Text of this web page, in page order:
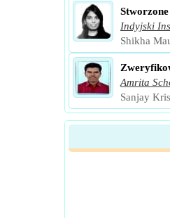
Indyjski
Shikha
Amrita
Sanjay